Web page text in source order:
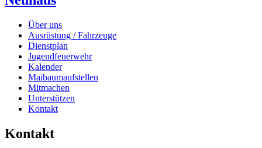
Über uns
Ausrüstung / Fahrzeuge
Dienstplan
Jugendfeuerwehr
Kalender
Maibaumaufstellen
Mitmachen
Unterstützen
Kontakt
Kontakt